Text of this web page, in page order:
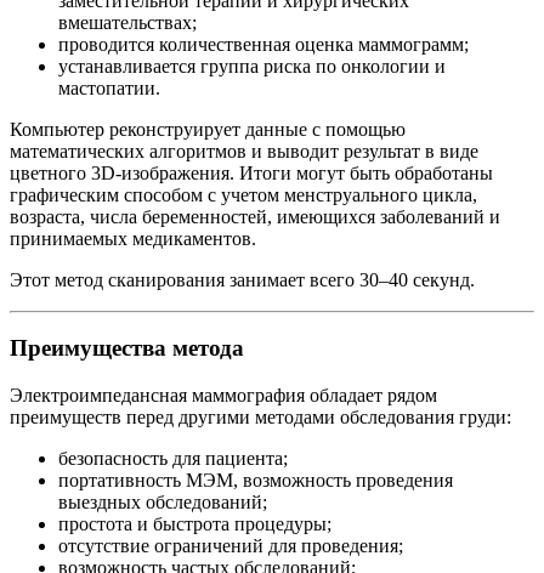
вмешательствах;
проводится количественная оценка маммограмм;
устанавливается группа риска по онкологии и
мастопатии.
Компьютер реконструирует данные с помощью
математических алгоритмов и выводит результат в виде
цветного 3D-изображения. Итоги могут быть обработаны
графическим способом с учетом менструального цикла,
возраста, числа беременностей, имеющихся заболеваний и
принимаемых медикаментов.
Этот метод сканирования занимает всего 30–40 секунд.
Преимущества метода
Электроимпедансная маммография обладает рядом
преимуществ перед другими методами обследования груди:
безопасность для пациента;
портативность МЭМ, возможность проведения
выездных обследований;
простота и быстрота процедуры;
отсутствие ограничений для проведения;
возможность частых обследований;